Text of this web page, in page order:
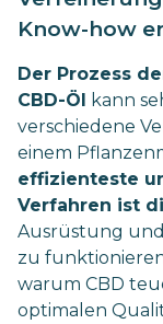
Know-how
Der Prozess
CBD-Öl kann
verschiedene
einem
effizienteste
Verfahren ist
Ausrüstung
zu
warum CBD
optimalen